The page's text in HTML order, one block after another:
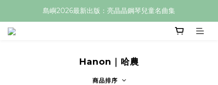
島嶼2026最新出版：亮晶晶鋼琴兒童名曲集
Hanon｜哈農
商品排序